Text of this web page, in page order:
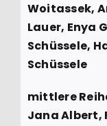
Woitassek,
Lauer, Enya
Schüssele,
Schüssele
mittlere
Jana Albert,